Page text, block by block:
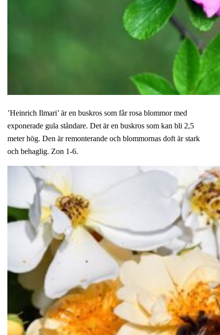
’Heinrich Ilmari’ är en buskros som får rosa blommor med
exponerade gula ståndare. Det är en buskros som kan bli 2,5
meter hög. Den är remonterande och blommornas doft är stark
och behaglig. Zon 1-6.